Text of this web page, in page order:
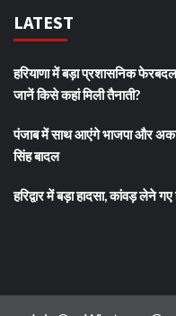
LATEST
हरियाणा में बड़ा प्रशासनिक
जानें किसे कहां मिली तैनाती?
पंजाब में साथ आएंगे भाजपा और
सिंह बादल
हरिद्वार में बड़ा हादसा, कांवड़ लेने